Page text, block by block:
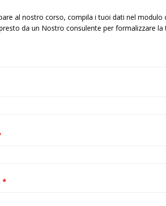
al nostro corso, compila i tuoi dati nel
da un Nostro consulente per formalizzare la
*